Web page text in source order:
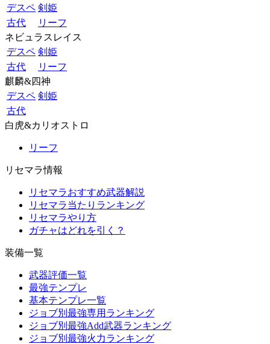
デスペ 剣姫
古代
リーフ
ネビュラスレイス
デスペ 剣姫
古代
リーフ
麒麟&四神
デスペ 剣姫
古代
白虎&カリオストロ
リーフ
リセマラ情報
リセマラおすすめ武器解説
リセマラ当たりランキング
リセマラやり方
ガチャはどれを引く？
装備一覧
武器評価一覧
最強テンプレ
基本テンプレ一覧
ジョブ別最強専用ランキング
ジョブ別最強Add武器ランキング
ジョブ別最強火力ランキング